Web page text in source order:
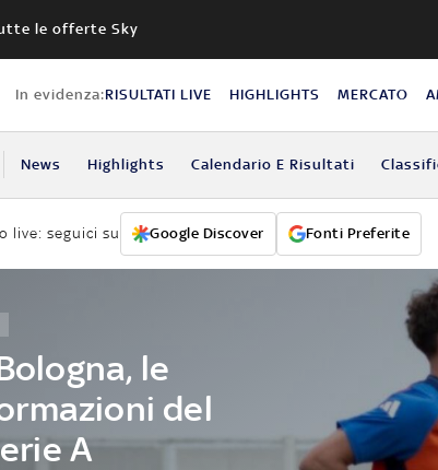
le offerte Sky
In evidenza:RISULTATI LIVE HIGHLIGHTS MERCATO
News Highlights Calendario E Risultati
live: seguici su Google Discover Fonti Preferite
le
del
A